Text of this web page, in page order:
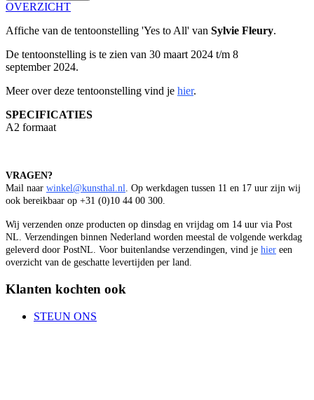
OVERZICHT
Affiche van de tentoonstelling 'Yes to All' van Sylvie Fleury.
De tentoonstelling is te zien van 30 maart 2024 t/m 8
september 2024.
Meer over deze tentoonstelling vind je hier.
SPECIFICATIES
A2 formaat
VRAGEN?
Mail naar winkel@kunsthal.nl. Op werkdagen tussen 11 en 17 uur zijn wij
ook bereikbaar op +31 (0)10 44 00 300.
Wij verzenden onze producten op dinsdag en vrijdag om 14 uur via Post
NL. Verzendingen binnen Nederland worden meestal de volgende werkdag
geleverd door PostNL. Voor buitenlandse verzendingen, vind je hier een
overzicht van de geschatte levertijden per land.
Klanten kochten ook
STEUN ONS